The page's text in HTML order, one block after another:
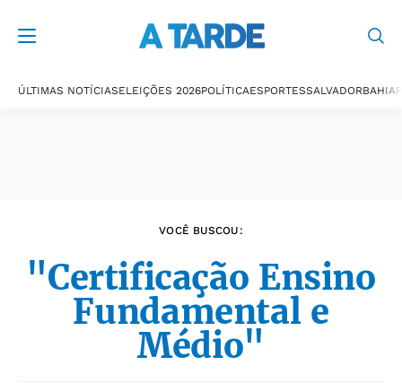
ÚLTIMAS NOTÍCIASELEIÇÕES 2026POLÍTICAESPORTESSALVADORBAHIA
VOCÊ BUSCOU:
"Certificação Ensino
Fundamental e
Médio"